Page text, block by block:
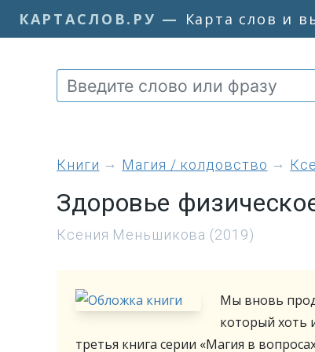
КАРТАСЛОВ.РУ — Карта слов и
книги Магия / колдовство
Здоровье
Ксения Меньшикова (2019)
Мы вновь
который хоть
третья книга серии «Магия в